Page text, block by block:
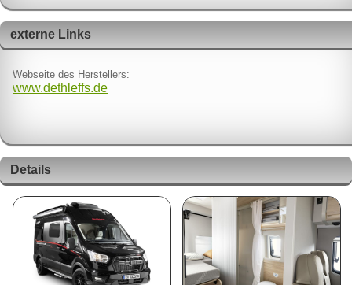
externe Links
Webseite des Herstellers:
www.dethleffs.de
Details